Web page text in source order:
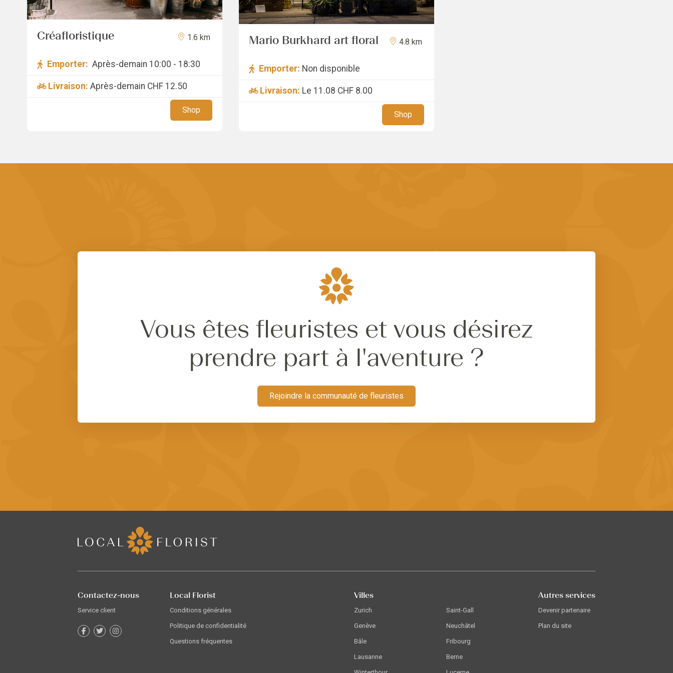
Créafloristique 1.6 km
Emporter: Après-demain 10:00 - 18:30
Livraison: Après-demain CHF 12.50
Shop
Mario Burkhard art floral 4.8 km
Emporter: Non disponible
Livraison: Le 11.08 CHF 8.00
Shop
Vous êtes fleuristes et vous désirez
prendre part à l'aventure ?
Rejoindre la communauté de fleuristes
Contactez-nous
Service client
Local Florist
Conditions générales
Politique de confidentialité
Questions fréquentes
Villes
Zurich
Genève
Bâle
Lausanne
Saint-Gall
Neuchâtel
Fribourg
Berne
Autres services
Devenir partenaire
Plan du site